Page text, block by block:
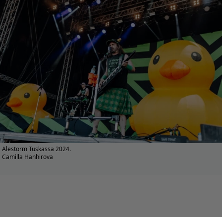
Alestorm Tuskassa 2024.
Camilla Hanhirova